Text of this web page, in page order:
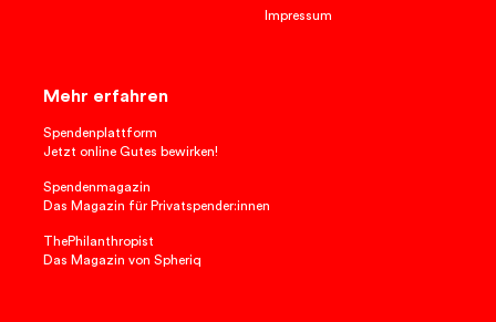
Impressum
Mehr erfahren
Spendenplattform
Jetzt online Gutes bewirken!
Spendenmagazin
Das Magazin für Privatspender:innen
ThePhilanthropist
Das Magazin von Spheriq